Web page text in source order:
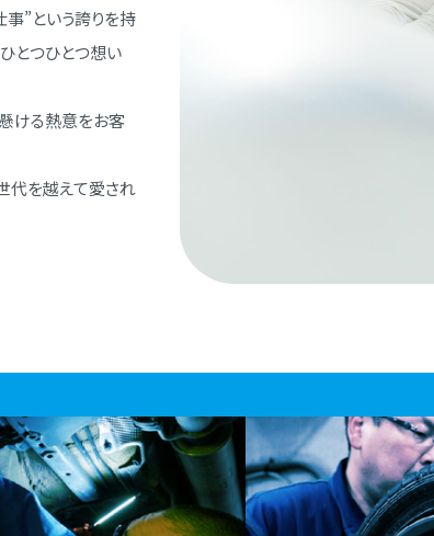
”という誇りを持
とつひとつ想い
ける熱意をお客
代を越えて愛され